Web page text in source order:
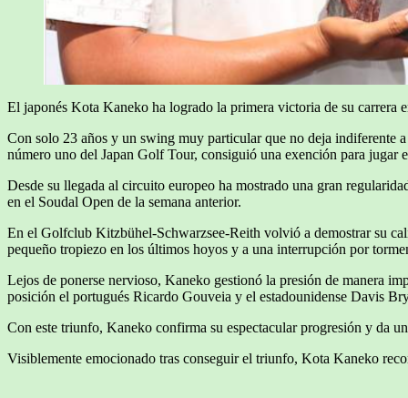
El japonés Kota Kaneko ha logrado la primera victoria de su
Con solo 23 años y un swing muy particular que no deja indiferente
número uno del Japan Golf Tour, consiguió una exención para
Desde su llegada al circuito europeo ha mostrado una gran
en el Soudal Open de la semana anterior.
En el Golfclub Kitzbühel-Schwarzsee-Reith volvió a demostrar su
pequeño tropiezo en los últimos hoyos y a una interrupción por
Lejos de ponerse nervioso, Kaneko gestionó la presión de manera
posición el portugués Ricardo Gouveia y el estadounidense Davis
Con este triunfo, Kaneko confirma su espectacular progresión y da
Visiblemente emocionado tras conseguir el triunfo, Kota Kaneko